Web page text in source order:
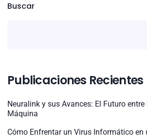
Buscar
Publicaciones Recientes
Neuralink y sus Avances: El Futuro
Máquina
Cómo Enfrentar un Virus Informático en